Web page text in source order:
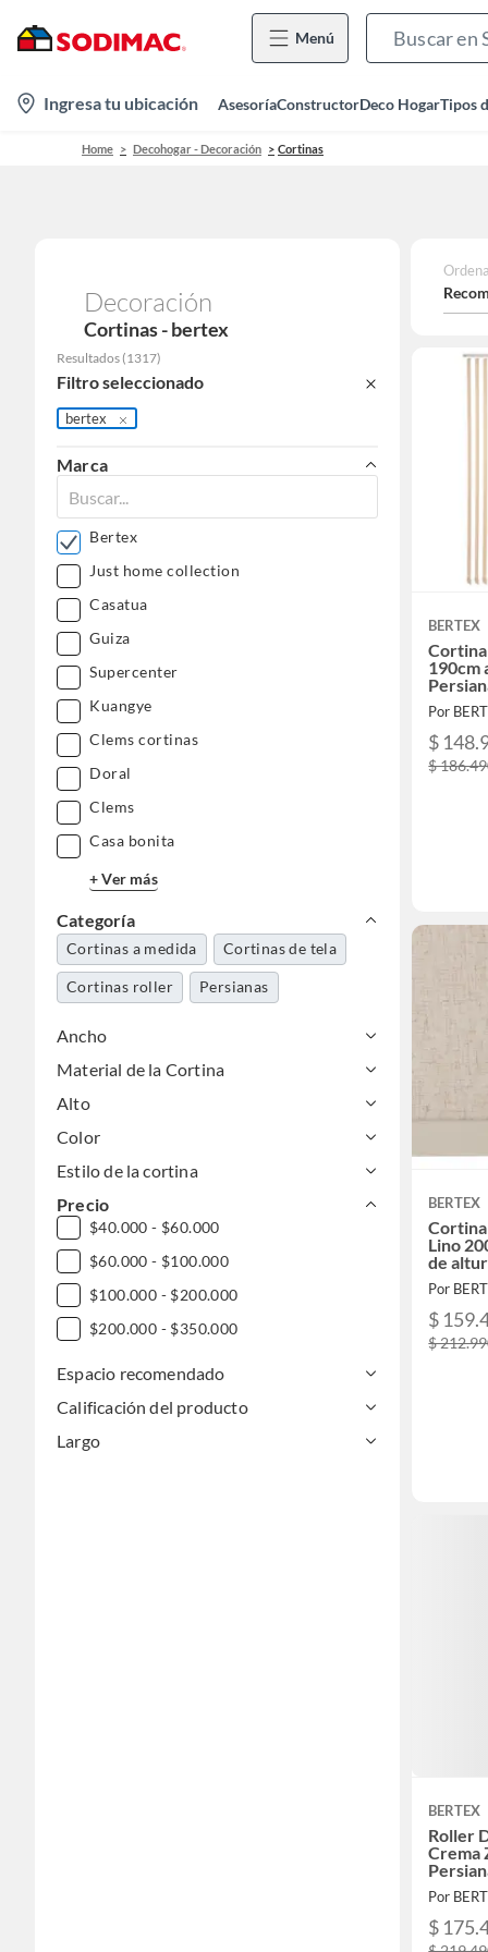
Menú
location-
icon
Ingresa tu ubicación AsesoríaConstructorDeco HogarTipos
Home Decohogar - Decoración Cortinas
Decoración
Cortinas - bertex
Resultados (1317)
Filtro seleccionado
bertex
Marca
Bertex
Just home collection
Casatua
Guiza
Supercenter
Kuangye
Clems cortinas
Doral
Clems
Casa bonita
+ Ver más
Categoría
Cortinas a medida Cortinas de tela
Cortinas roller Persianas
Ancho
Material de la Cortina
Alto
Color
Estilo de la cortina
Precio
$40.000 - $60.000
$60.000 - $100.000
$100.000 - $200.000
$200.000 - $350.000
Espacio recomendado
Calificación del producto
Largo
BERTEX
190cm
Por
$
$
BERTEX
Lino
de
Por
$
$
BERTEX
Roller
Crema
Por
$